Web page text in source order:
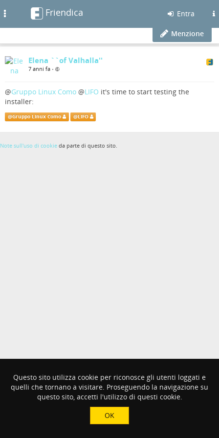
Friendica Entra
Menzione
Elena ``of Valhalla''
7 anni fa •
@Gruppo Linux Como @LIFO it's time to start testing the
installer:
@Gruppo Linux Como @LIFO
Questo sito utilizza cookie per riconosce gli utenti loggati e
quelli che tornano a visitare. Proseguendo la navigazione su
questo sito, accetti l'utilizzo di questi cookie.
OK
Note sull'uso di cookie da parte di questo sito.